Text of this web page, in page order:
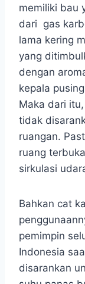
memiliki bau
dari gas
lama kering
yang
dengan
kepala
Maka dari
tidak
ruangan.
ruang
sirkulasi
Bahkan cat
pemimpin
Indonesia
disarankan